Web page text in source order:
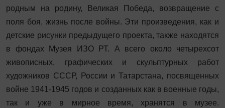
родным на родину, Великая Победа, возвращение с
поля боя, жизнь после войны. Эти произведения, как и
детские рисунки предыдущего проекта, также находятся
в фондах Музея ИЗО РТ. А всего около четырехсот
живописных, графических и скульптурных работ
художников СССР, России и Татарстана, посвященных
войне 1941-1945 годов и созданных как в военные годы,
так и уже в мирное время, хранятся в музее.